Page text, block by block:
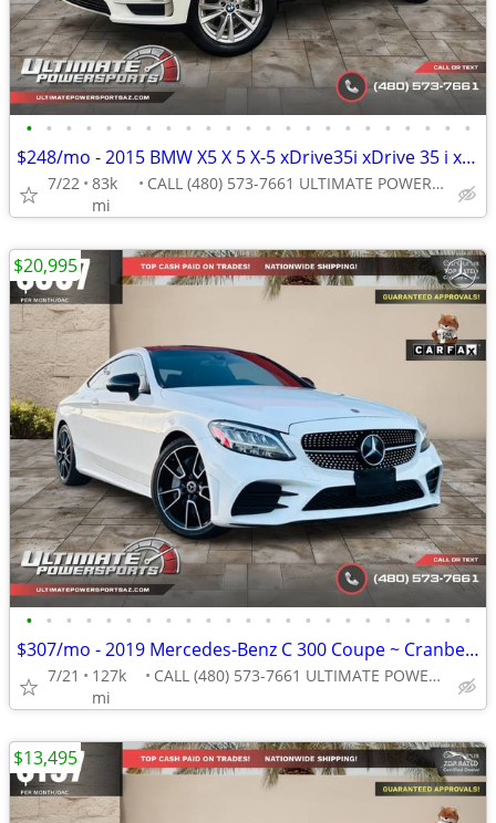
• • • • • • • • • • • • • • • • • • • • • • •
$248/mo - 2015 BMW X5 X 5 X-5 xDrive35i xDrive 35 i xDrive-35-i W/ 3rd
7/22 83k
mi
CALL (480) 573-7661 ULTIMATE POWERSPORTS
• • • • • • • • • • • • • • • • • • • • • • •
$307/mo - 2019 Mercedes-Benz C 300 Coupe ~ Cranberry Red Interior WE F
7/21
127k
mi
CALL (480) 573-7661 ULTIMATE POWERSPORTS
$20,995
$13,495